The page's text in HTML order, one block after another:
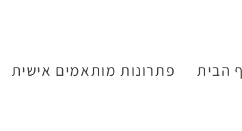
הבית פתרונות מותאמים אישית